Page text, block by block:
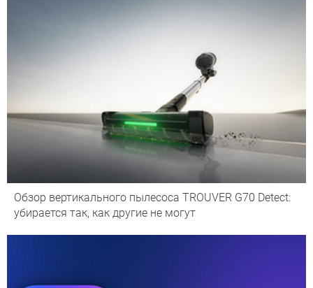
Обзор вертикального пылесоса TROUVER G70 Detect:
убирается так, как другие не могут